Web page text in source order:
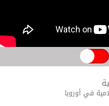
في أوروبا